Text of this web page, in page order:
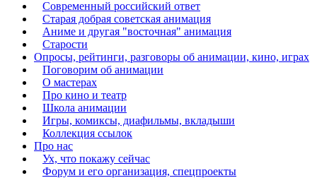
Современный российский ответ
Старая добрая советская анимация
Аниме и другая "восточная" анимация
Старости
Опросы, рейтинги, разговоры об анимации, кино, играх
Поговорим об анимации
О мастерах
Про кино и театр
Школа анимации
Игры, комиксы, диафильмы, вкладыши
Коллекция ссылок
Про нас
Ух, что покажу сейчас
Форум и его организация, спецпроекты